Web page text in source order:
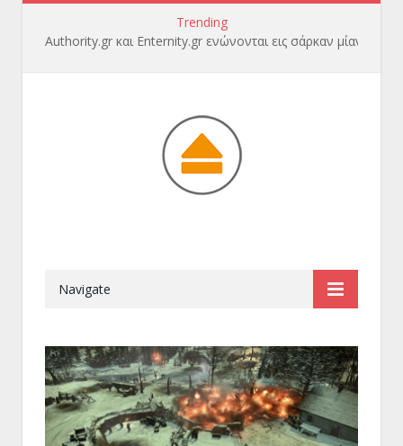
Trending
Authority.gr και Enternity.gr ενώνονται εις σάρκαν μίαν
Navigate